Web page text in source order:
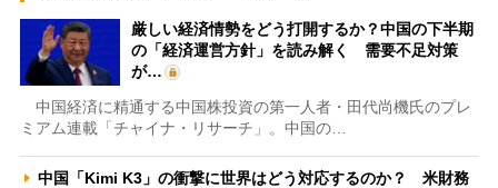
厳しい経済情勢をどう打開するか？中国の下半期
の「経済運営方針」を読み解く 需要不足対策
が…
中国経済に精通する中国株投資の第一人者・田代尚機氏のプレ
ミアム連載「チャイナ・リサーチ」。中国の…
中国「Kimi K3」の衝撃に世界はどう対応するのか？ 米財務